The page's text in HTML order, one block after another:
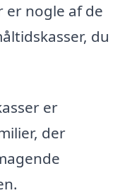
er nogle af de
du
er
der